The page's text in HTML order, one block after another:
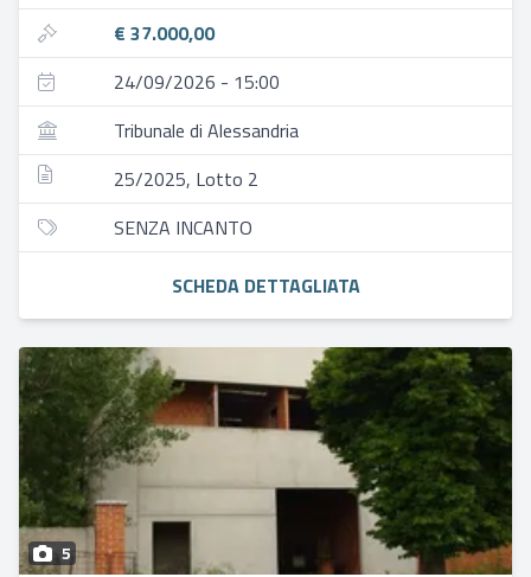
€ 37.000,00
24/09/2026 - 15:00
Tribunale di Alessandria
25/2025, Lotto 2
SENZA INCANTO
SCHEDA DETTAGLIATA
5